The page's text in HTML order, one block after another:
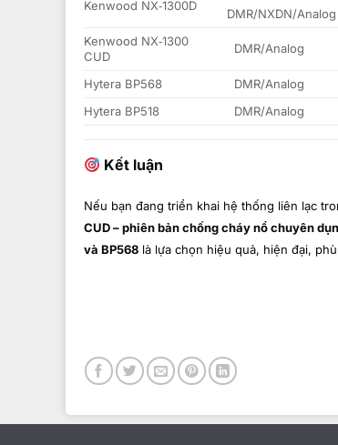
Kenwood NX‑1300D
DMR/NXDN/Analog
Kenwood NX‑1300
CUD
DMR/Analog
Hytera BP568
DMR/Analog
Hytera BP518
DMR/Analog
Kết luận
Nếu bạn đang triển khai hệ thống liên lạc
CUD – phiên bản chống cháy nổ chuyên
và BP568 là lựa chọn hiệu quả, hiện đại,